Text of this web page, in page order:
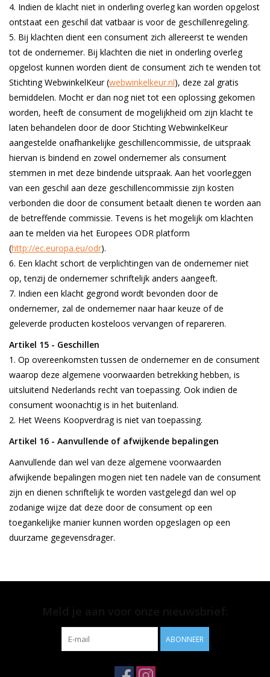
Indien de klacht niet in onderling overleg kan worden opgelost
ontstaat een geschil dat vatbaar is voor de geschillenregeling.
Bij klachten dient een consument zich allereerst te wenden
tot de ondernemer. Bij klachten die niet in onderling overleg
opgelost kunnen worden dient de consument zich te wenden tot
Stichting WebwinkelKeur (webwinkelkeur.nl), deze zal gratis
bemiddelen. Mocht er dan nog niet tot een oplossing gekomen
worden, heeft de consument de mogelijkheid om zijn klacht te
laten behandelen door de door Stichting WebwinkelKeur
aangestelde onafhankelijke geschillencommissie, de uitspraak
hiervan is bindend en zowel ondernemer als consument
stemmen in met deze bindende uitspraak. Aan het voorleggen
van een geschil aan deze geschillencommissie zijn kosten
verbonden die door de consument betaalt dienen te worden aan
de betreffende commissie. Tevens is het mogelijk om klachten
aan te melden via het Europees ODR platform
(http://ec.europa.eu/odr).
Een klacht schort de verplichtingen van de ondernemer niet
op, tenzij de ondernemer schriftelijk anders aangeeft.
Indien een klacht gegrond wordt bevonden door de
ondernemer, zal de ondernemer naar haar keuze of de
geleverde producten kosteloos vervangen of repareren.
Artikel 15 - Geschillen
Op overeenkomsten tussen de ondernemer en de consument
waarop deze algemene voorwaarden betrekking hebben, is
uitsluitend Nederlands recht van toepassing. Ook indien de
consument woonachtig is in het buitenland.
Het Weens Koopverdrag is niet van toepassing.
Artikel 16 - Aanvullende of afwijkende bepalingen
Aanvullende dan wel van deze algemene voorwaarden
afwijkende bepalingen mogen niet ten nadele van de consument
zijn en dienen schriftelijk te worden vastgelegd dan wel op
zodanige wijze dat deze door de consument op een
toegankelijke manier kunnen worden opgeslagen op een
duurzame gegevensdrager.
ABONNEER